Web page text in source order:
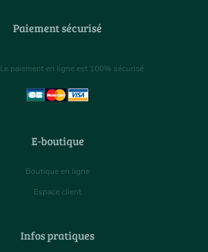
Paiement sécurisé
Le paiement en ligne est 100% sécurisé
E-boutique
Boutique en ligne
Espace client
Infos pratiques